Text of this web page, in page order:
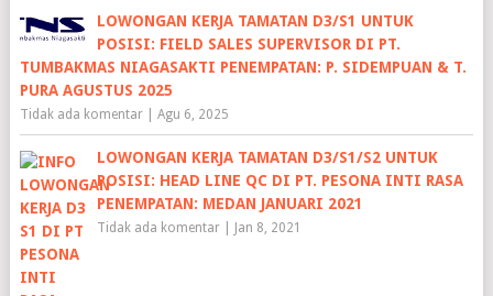
LOWONGAN KERJA TAMATAN D3/S1 UNTUK
POSISI: FIELD SALES SUPERVISOR DI PT.
TUMBAKMAS NIAGASAKTI PENEMPATAN: P. SIDEMPUAN & T.
PURA AGUSTUS 2025
Tidak ada komentar| Agu 6, 2025
LOWONGAN KERJA TAMATAN D3/S1/S2 UNTUK
POSISI: HEAD LINE QC DI PT. PESONA INTI RASA
PENEMPATAN: MEDAN JANUARI 2021
Tidak ada komentar| Jan 8, 2021